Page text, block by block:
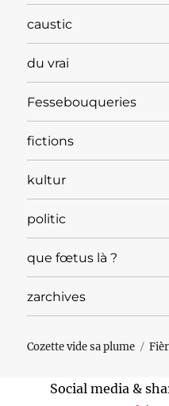
caustic
du vrai
Fessebouqueries
fictions
kultur
politic
que fœtus là ?
zarchives
Cozette vide sa plume
Social media &